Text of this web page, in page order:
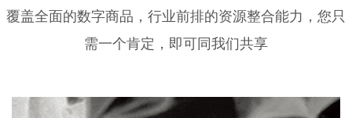
覆盖全面的数字商品，行业前排的资源整合能力，您只
需一个肯定，即可同我们共享